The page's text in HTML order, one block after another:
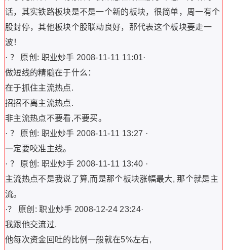
话，其实铁路板块是不是一个新的板块，很简单，周一有个
股封停，其他板块个股联动良好，那代表这个板块要走一
波！
· ？ 原创: 职业炒手 2008-11-11 11:01·
做短线的精髓在于什么：
在于抓住主流热点.
招招不离主流热点.
非主流热点不要看,不要买。
· ？ 原创: 职业炒手 2008-11-11 13:27 ·
一定要咬准主线。
· ？ 原创: 职业炒手 2008-11-11 13:40 ·
主流热点不是我说了算,而是那个板块涨幅最大, 那个就是主
流。
·？ 原创: 职业炒手 2008-12-24 23:24·
我跟他交流过,
他每次资金回吐的比例一般就在5%左右,